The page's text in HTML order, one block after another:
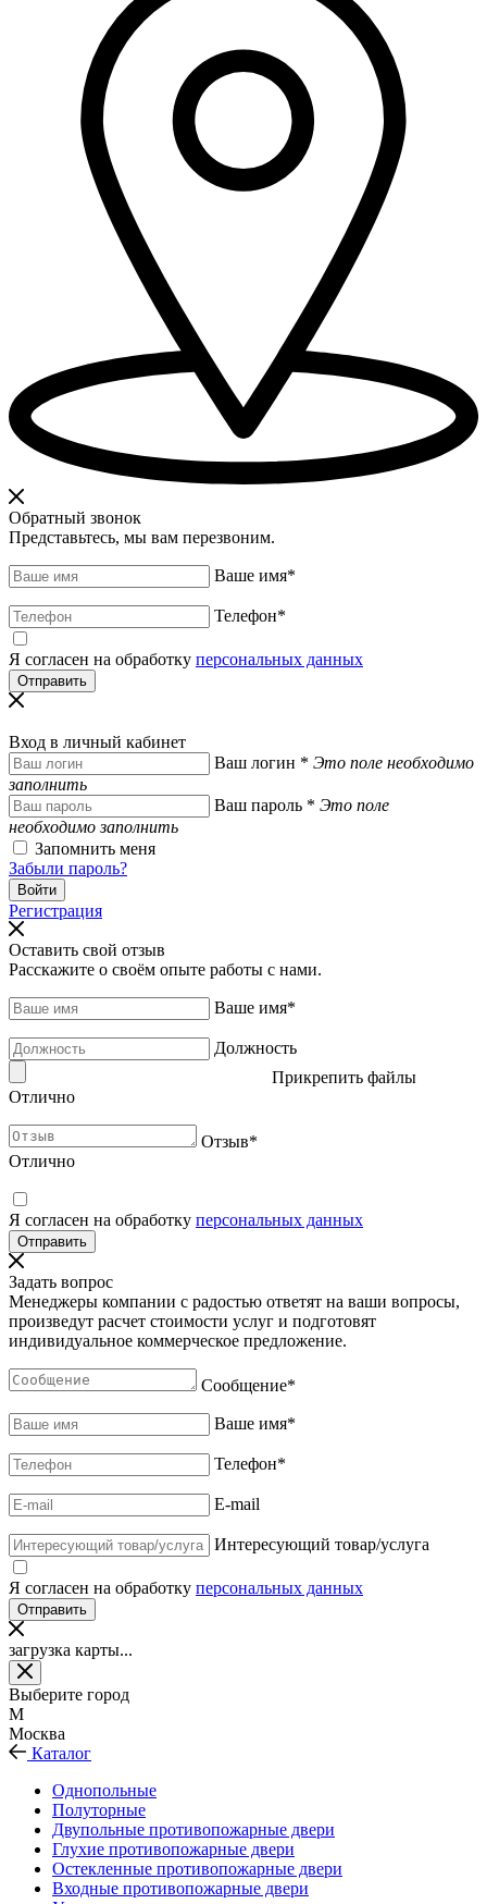
Обратный звонок
Представьтесь, мы вам перезвоним.
Ваше имя*
Телефон*
Я согласен на обработку персональных данных
Вход в личный кабинет
Ваш логин * Это поле необходимо
заполнить
Ваш пароль * Это поле
необходимо заполнить
Запомнить меня
Забыли пароль?
Регистрация
Оставить свой отзыв
Расскажите о своём опыте работы с нами.
Ваше имя*
Должность
Прикрепить файлы
Отлично
Отзыв*
Отлично
Я согласен на обработку персональных данных
Задать вопрос
Менеджеры компании с радостью ответят на ваши вопросы,
произведут расчет стоимости услуг и подготовят
индивидуальное коммерческое предложение.
Сообщение*
Ваше имя*
Телефон*
E-mail
Интересующий товар/услуга
Я согласен на обработку персональных данных
загрузка карты...
Выберите город
М
Москва
Каталог
Однопольные
Полуторные
Двупольные противопожарные двери
Глухие противопожарные двери
Остекленные противопожарные двери
Входные противопожарные двери